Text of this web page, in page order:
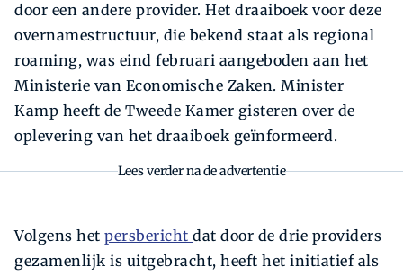
door een andere provider. Het draaiboek voor deze
overnamestructuur, die bekend staat als regional
roaming, was eind februari aangeboden aan het
Ministerie van Economische Zaken. Minister
Kamp heeft de Tweede Kamer gisteren over de
oplevering van het draaiboek geïnformeerd.
Lees verder na de advertentie
Volgens het persbericht dat door de drie providers
gezamenlijk is uitgebracht, heeft het initiatief als